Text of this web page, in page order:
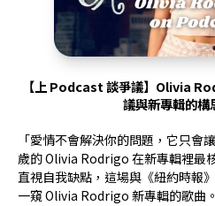
【上 Podcast 談爭議】Olivia
議與新專輯的構
「愛情不會解決你的問題，它只會
歲的 Olivia Rodrigo 在新專輯裡最
直視自我缺點，這場與《紐約時報
一窺 Olivia Rodrigo 新專輯的歌曲。